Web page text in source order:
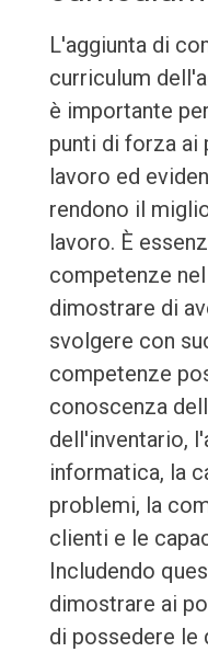
L'aggiunta di
curriculum
è importante
punti di forza ai
lavoro ed
rendono il
lavoro. È
competenze
dimostrare di
svolgere con
competenze
conoscenza
dell'inventario,
informatica, la
problemi, la
clienti e le
Includendo
dimostrare ai
di possedere le